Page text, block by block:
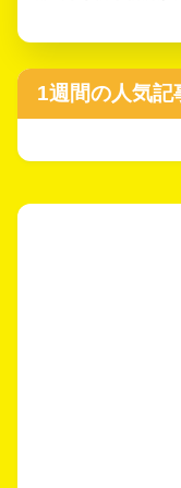
1週間の人気記